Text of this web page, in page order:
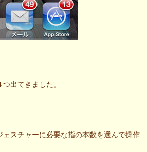
出てきました。
スチャーに必要な指の本数を選んで操作